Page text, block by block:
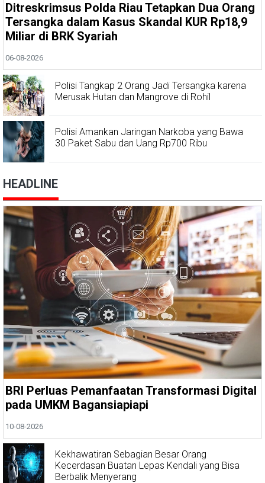
Ditreskrimsus Polda Riau Tetapkan Dua Orang
Tersangka dalam Kasus Skandal KUR Rp18,9
Miliar di BRK Syariah
06-08-2026
Polisi Tangkap 2 Orang Jadi Tersangka karena
Merusak Hutan dan Mangrove di Rohil
Polisi Amankan Jaringan Narkoba yang Bawa
30 Paket Sabu dan Uang Rp700 Ribu
HEADLINE
BRI Perluas Pemanfaatan Transformasi Digital
pada UMKM Bagansiapiapi
10-08-2026
Kekhawatiran Sebagian Besar Orang
Kecerdasan Buatan Lepas Kendali yang Bisa
Berbalik Menyerang